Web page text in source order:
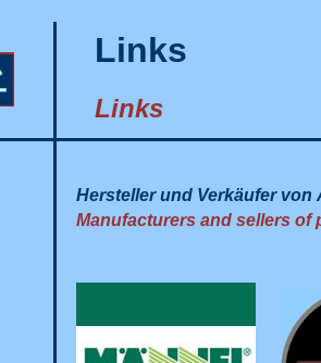
Links
Links
Hersteller und Verkäufer von
Manufacturers and sellers of